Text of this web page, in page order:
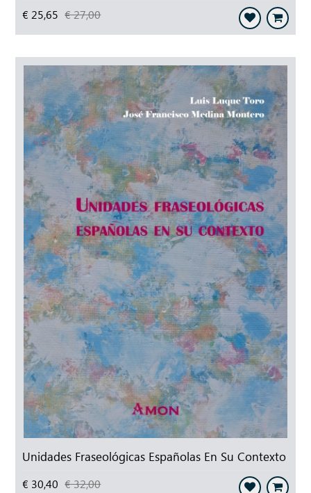
€ 25,65 € 27,00
Unidades Fraseológicas Españolas En Su Contexto
€ 30,40 € 32,00